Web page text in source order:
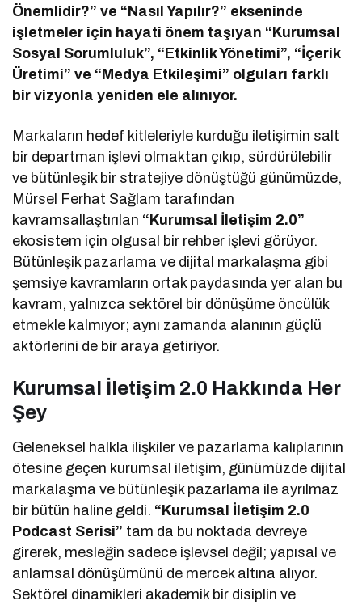
Önemlidir?” ve “Nasıl Yapılır?” ekseninde
işletmeler için hayati önem taşıyan “Kurumsal
Sosyal Sorumluluk”, “Etkinlik Yönetimi”, “İçerik
Üretimi” ve “Medya Etkileşimi” olguları farklı
bir vizyonla yeniden ele alınıyor.
Markaların hedef kitleleriyle kurduğu iletişimin salt
bir departman işlevi olmaktan çıkıp, sürdürülebilir
ve bütünleşik bir stratejiye dönüştüğü günümüzde,
Mürsel Ferhat Sağlam tarafından
kavramsallaştırılan “Kurumsal İletişim 2.0”
ekosistem için olgusal bir rehber işlevi görüyor.
Bütünleşik pazarlama ve dijital markalaşma gibi
şemsiye kavramların ortak paydasında yer alan bu
kavram, yalnızca sektörel bir dönüşüme öncülük
etmekle kalmıyor; aynı zamanda alanının güçlü
aktörlerini de bir araya getiriyor.
Kurumsal İletişim 2.0 Hakkında Her
Şey
Geleneksel halkla ilişkiler ve pazarlama kalıplarının
ötesine geçen kurumsal iletişim, günümüzde dijital
markalaşma ve bütünleşik pazarlama ile ayrılmaz
bir bütün haline geldi. “Kurumsal İletişim 2.0
Podcast Serisi” tam da bu noktada devreye
girerek, mesleğin sadece işlevsel değil; yapısal ve
anlamsal dönüşümünü de mercek altına alıyor.
Sektörel dinamikleri akademik bir disiplin ve